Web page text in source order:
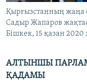
Қырғызстанның жаңа
Садыр Жапаров
Бішкек, 15 қазан
АЛТЫНШЫ
ҚАДАМЫ